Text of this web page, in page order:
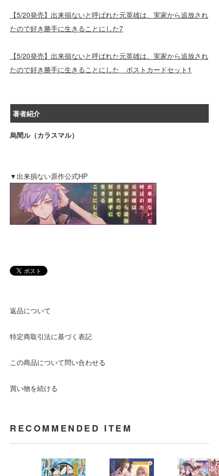
【5/20発売】出来損ないと呼ばれた元英雄は、実家から追放され
たので好き勝手に生きることにした7
【5/20発売】出来損ないと呼ばれた元英雄は、実家から追放され
たので好き勝手に生きることにした ポストカードセット1
著者紹介
烏間ル（カラスマル）
▼出来損ない原作公式HP
返品について
特定商取引法に基づく表記
この商品について問い合わせる
買い物を続ける
RECOMMENDED ITEM